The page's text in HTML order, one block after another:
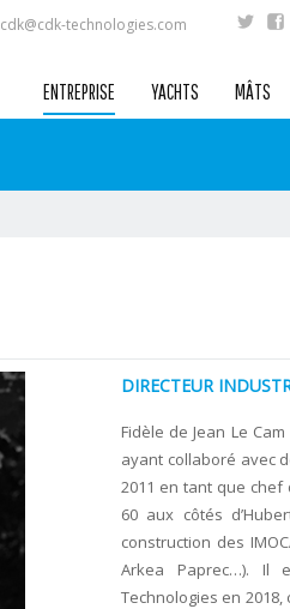
cdk@cdk-technologies.com
ENTREPRISE YACHTS MÂTS
DIRECTEUR
Fidèle de Jean Le
ayant collaboré avec
2011 en tant que chef
60 aux côtés
construction des
Arkea Paprec…). Il
Technologies en